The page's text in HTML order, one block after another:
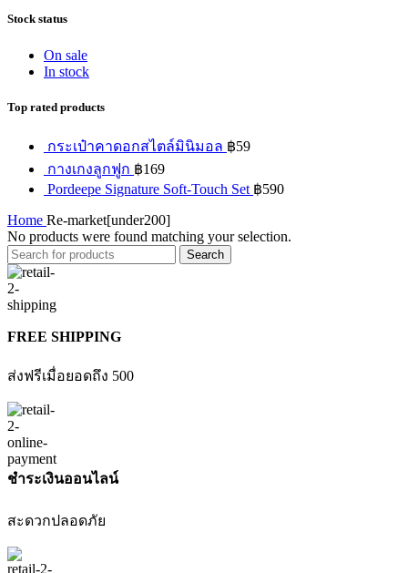
Stock status
On sale
In stock
Top rated products
กระเป๋าคาดอกสไตล์มินิมอล ฿59
กางเกงลูกฟูก ฿169
Pordeepe Signature Soft-Touch Set ฿590
Home Re-market[under200]
No products were found matching your selection.
Search
FREE SHIPPING
ส่งฟรีเมื่อยอดถึง 500
ชำระเงินออนไลน์
สะดวกปลอดภัย